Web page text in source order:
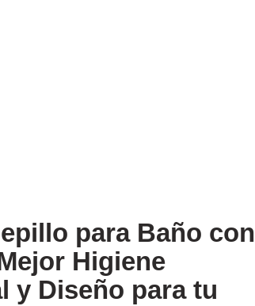
para Baño con
Higiene
y Diseño para tu